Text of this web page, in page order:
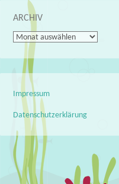
ARCHIV
Archiv
Impressum
Datenschutzerklärung